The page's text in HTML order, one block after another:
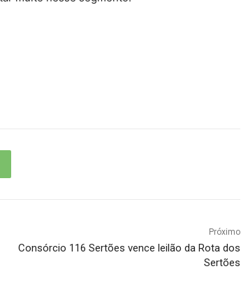
Próximo
Consórcio 116 Sertões vence leilão da Rota dos
Sertões